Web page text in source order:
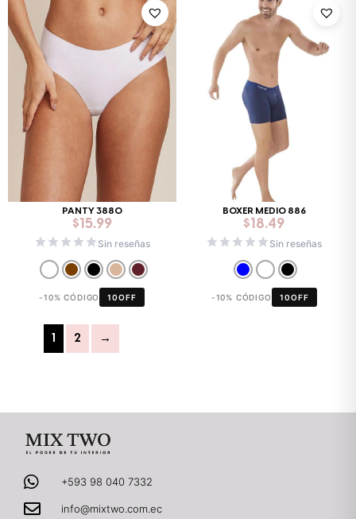
PANTY 3880
$15.99
Sin reseñas
-10% CÓDIGO 10OFF
BOXER MEDIO 886
$18.49
Sin reseñas
-10% CÓDIGO 10OFF
1 2 →
+593 98 040 7332
info@mixtwo.com.ec